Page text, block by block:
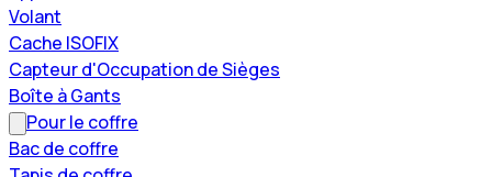
Volant
Cache ISOFIX
Capteur d'Occupation de Sièges
Boîte à Gants
Pour le coffre
Bac de coffre